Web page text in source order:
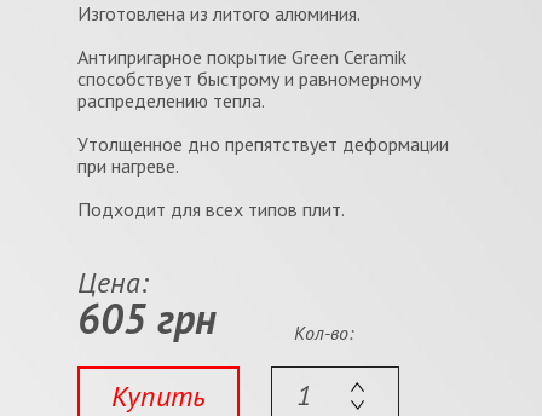
Изготовлена из литого алюминия.
Антипригарное покрытие Green Ceramik
способствует быстрому и равномерному
распределению тепла.
Утолщенное дно препятствует деформации
при нагреве.
Подходит для всех типов плит.
Цена:
605 грн
Купить
Кол-во: